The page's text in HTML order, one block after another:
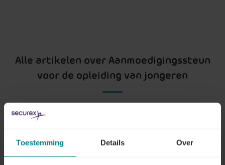
Toestemming Details Over
Alle artikelen over Aanmoedigingssteun
voor de opleiding van jongeren
Waarover gaat het?
Lees meer